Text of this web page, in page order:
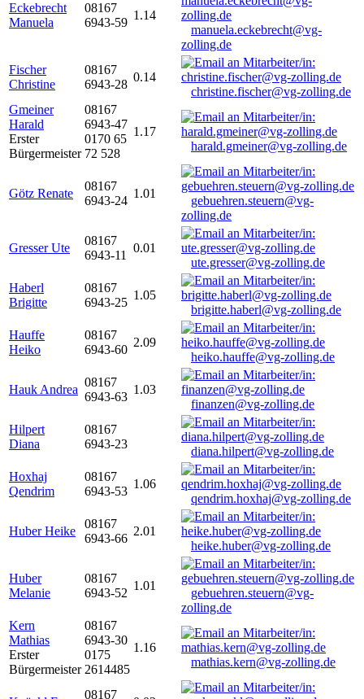
Eckebrecht
Manuela
08167
6943-59
1.14
manuela.eckebrecht@vg-
zolling.de
Fischer
Christine
08167
6943-28
0.14
christine.fischer@vg-zolling.de
Gmeiner
Harald
Erster
Bürgermeister
08167
6943-47
0170 65
72 528
1.17
harald.gmeiner@vg-zolling.de
Götz Renate
08167
6943-24
1.01
gebuehren.steuern@vg-
zolling.de
Gresser Ute
08167
6943-11
0.01
ute.gresser@vg-zolling.de
Haberl
Brigitte
08167
6943-25
1.05
brigitte.haberl@vg-zolling.de
Hauffe
Heiko
08167
6943-60
2.09
heiko.hauffe@vg-zolling.de
Hauk Andrea
08167
6943-63
1.03
finanzen@vg-zolling.de
Hilpert
Diana
08167
6943-23
diana.hilpert@vg-zolling.de
Hoxhaj
Qendrim
08167
6943-53
1.06
qendrim.hoxhaj@vg-zolling.de
Huber Heike
08167
6943-66
2.01
heike.huber@vg-zolling.de
Huber
Melanie
08167
6943-52
1.01
gebuehren.steuern@vg-
zolling.de
Kern
Mathias
Erster
Bürgermeister
08167
6943-30
0175
2614485
1.16
mathias.kern@vg-zolling.de
08167